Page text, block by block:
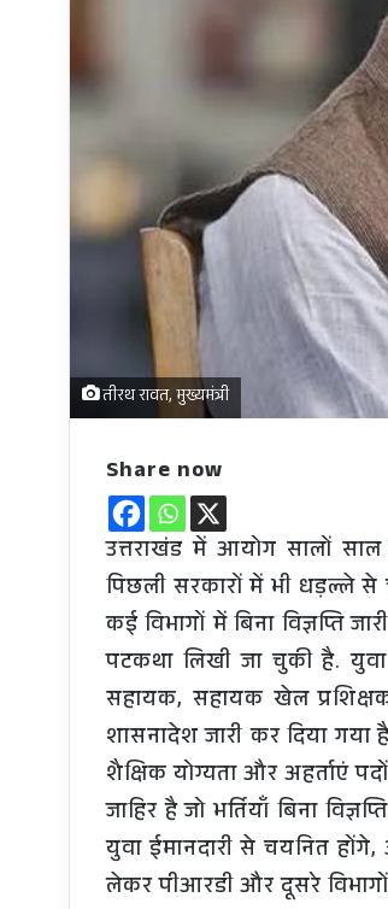
तीरथ रावत, मुख्यमंत्री
Share now
उत्तराखंड में आयोग सालों
पिछली सरकारों में भी धड़ल्ले
कई विभागों में बिना विज्ञप्ति
पटकथा लिखी जा चुकी है.
सहायक, सहायक खेल
शासनादेश जारी कर दिया
शैक्षिक योग्यता और अहर्ताएं
जाहिर है जो भर्तियाँ बिना
युवा ईमानदारी से चयनित
लेकर पीआरडी और दूसरे